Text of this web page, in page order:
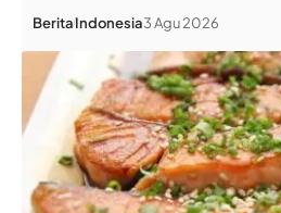
BeritaIndonesia3 Agu 2026